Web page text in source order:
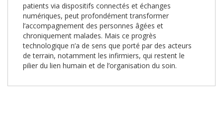
patients via dispositifs connectés et échanges
numériques, peut profondément transformer
l’accompagnement des personnes âgées et
chroniquement malades. Mais ce progrès
technologique n’a de sens que porté par des acteurs
de terrain, notamment les infirmiers, qui restent le
pilier du lien humain et de l’organisation du soin.